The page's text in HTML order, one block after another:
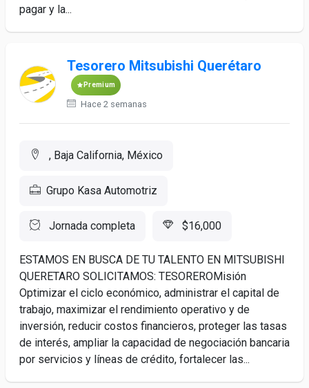
pagar y la...
Tesorero Mitsubishi Querétaro
Premium
Hace 2 semanas
, Baja California, México
Grupo Kasa Automotriz
Jornada completa $16,000
ESTAMOS EN BUSCA DE TU TALENTO EN MITSUBISHI
QUERETARO SOLICITAMOS: TESOREROMisión
Optimizar el ciclo económico, administrar el capital de
trabajo, maximizar el rendimiento operativo y de
inversión, reducir costos financieros, proteger las tasas
de interés, ampliar la capacidad de negociación bancaria
por servicios y líneas de crédito, fortalecer las...